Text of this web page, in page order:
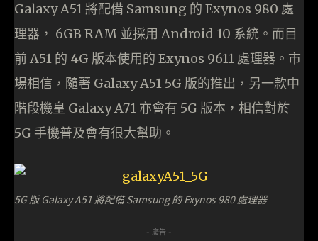
Galaxy A51 將配備 Samsung 的 Exynos 980 處
理器， 6GB RAM 並採用 Android 10 系統。而目
前 A51 的 4G 版本使用的 Exynos 9611 處理器。市
場相信，隨著 Galaxy A51 5G 版的推出，另一款中
階段機皇 Galaxy A71 亦會有 5G 版本，相信對於
5G 手機普及會有很大幫助。
5G 版 Galaxy A51 將配備 Samsung 的 Exynos 980 處理器
- 廣告 -